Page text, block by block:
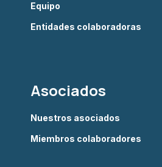
Equipo
Entidades colaboradoras
Asociados
Nuestros asociados
Miembros colaboradores